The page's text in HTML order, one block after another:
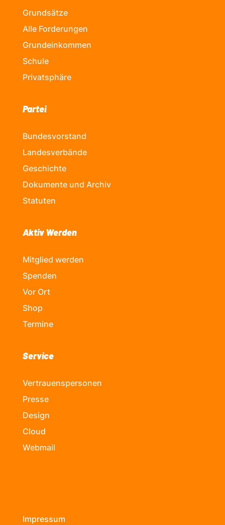
Grundsätze
Alle Forderungen
Grundeinkommen
Schule
Privatsphäre
Partei
Bundesvorstand
Landesverbände
Geschichte
Dokumente und Archiv
Statuten
Aktiv Werden
Mitglied werden
Spenden
Vor Ort
Shop
Termine
Service
Vertrauenspersonen
Presse
Design
Cloud
Webmail
Impressum